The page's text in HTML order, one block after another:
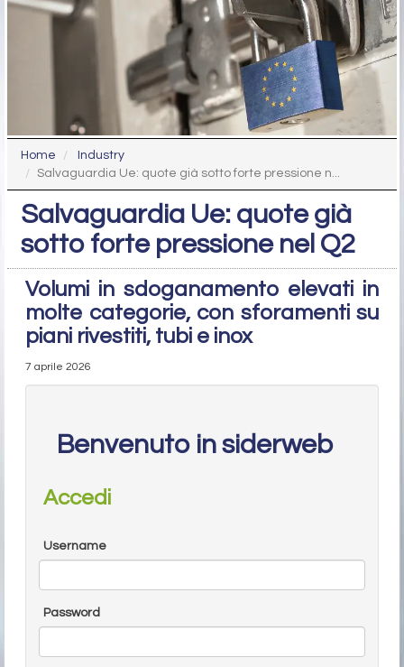
Home
Industry
Salvaguardia Ue: quote già sotto forte pressione n...
Salvaguardia Ue: quote già
sotto forte pressione nel Q2
Volumi in sdoganamento elevati in
molte categorie, con sforamenti su
piani rivestiti, tubi e inox
7 aprile 2026
Benvenuto in siderweb
Accedi
Username
Password